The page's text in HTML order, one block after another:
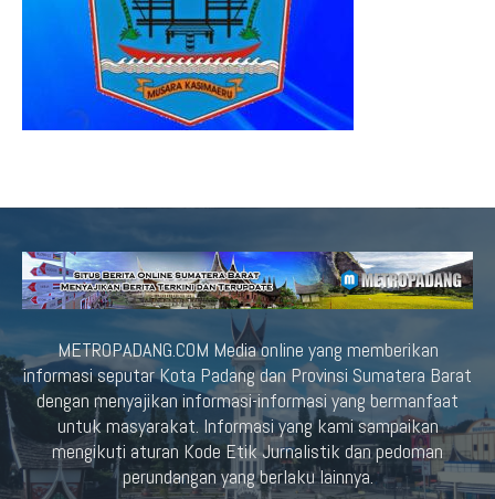
METROPADANG.COM Media online yang memberikan
informasi seputar Kota Padang dan Provinsi Sumatera Barat
dengan menyajikan informasi-informasi yang bermanfaat
untuk masyarakat. Informasi yang kami sampaikan
mengikuti aturan Kode Etik Jurnalistik dan pedoman
perundangan yang berlaku lainnya.